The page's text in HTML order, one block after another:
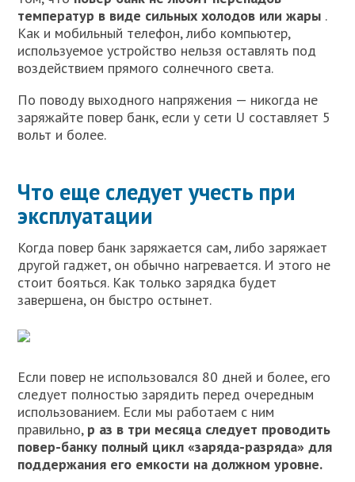
температур в виде сильных холодов или жары .
Как и мобильный телефон, либо компьютер,
используемое устройство нельзя оставлять под
воздействием прямого солнечного света.
По поводу выходного напряжения — никогда не
заряжайте повер банк, если у сети U составляет 5
вольт и более.
Что еще следует учесть при
эксплуатации
Когда повер банк заряжается сам, либо заряжает
другой гаджет, он обычно нагревается. И этого не
стоит бояться. Как только зарядка будет
завершена, он быстро остынет.
Если повер не использовался 80 дней и более, его
следует полностью зарядить перед очередным
использованием. Если мы работаем с ним
правильно, р аз в три месяца следует проводить
повер-банку полный цикл «заряда-разряда» для
поддержания его емкости на должном уровне.